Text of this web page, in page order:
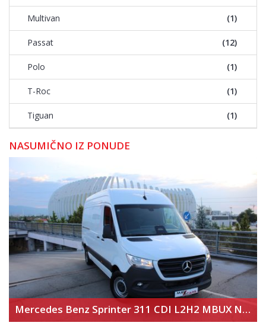
Multivan (1)
Passat (12)
Polo (1)
T-Roc (1)
Tiguan (1)
NASUMIČNO IZ PONUDE
Mercedes Benz Sprinter 311 CDI L2H2 MBUX Novi model